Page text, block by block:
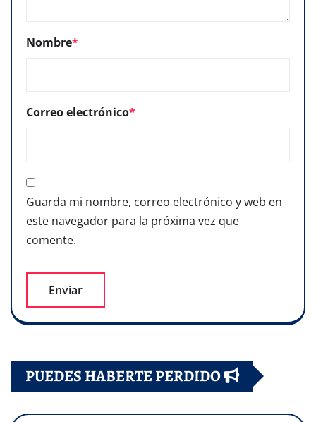
Nombre*
Correo electrónico*
Guarda mi nombre, correo electrónico y web en
este navegador para la próxima vez que
comente.
PUEDES HABERTE PERDIDO